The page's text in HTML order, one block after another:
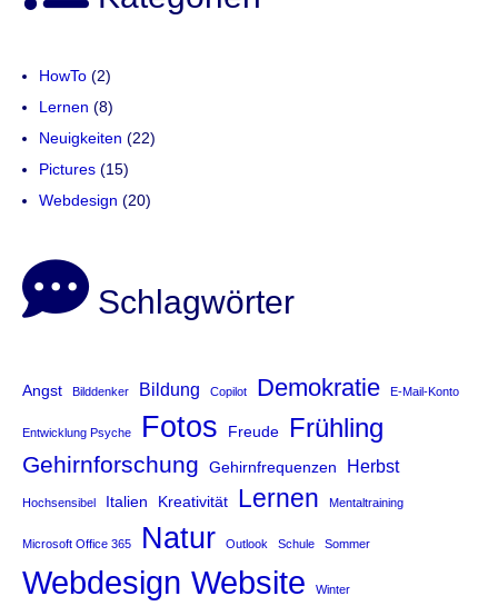
HowTo (2)
Lernen (8)
Neuigkeiten (22)
Pictures (15)
Webdesign (20)
Schlagwörter
Angst Bilddenker Bildung Copilot Demokratie E-Mail-Konto
Entwicklung Psyche Fotos Freude Frühling
Gehirnforschung Gehirnfrequenzen Herbst
Hochsensibel Italien Kreativität Lernen Mentaltraining
Microsoft Office 365 Natur Outlook Schule Sommer
Webdesign Website Winter